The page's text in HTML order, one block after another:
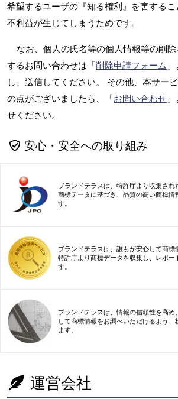
希望するユーザの『知る権利』を害する
不利益が生じてしまうためです。
なお、個人の氏名等の個人情報等の削
するお問い合わせは「削除申請フォーム
し、送信してください。 その他、本サー
の点がございましたら、「お問い合わせ
せください。
安心・安全への取り組み
ブランドテラスは、特許庁より収集さ
商標データに基づき、品質の高い商標情
す。
ブランドテラスは、誰もが安心して商標
特許庁より商標データを収集し、レポー
す。
ブランドテラスは、情報の信頼性を高
して商標情報をお調べいただけるよう
ます。
運営会社